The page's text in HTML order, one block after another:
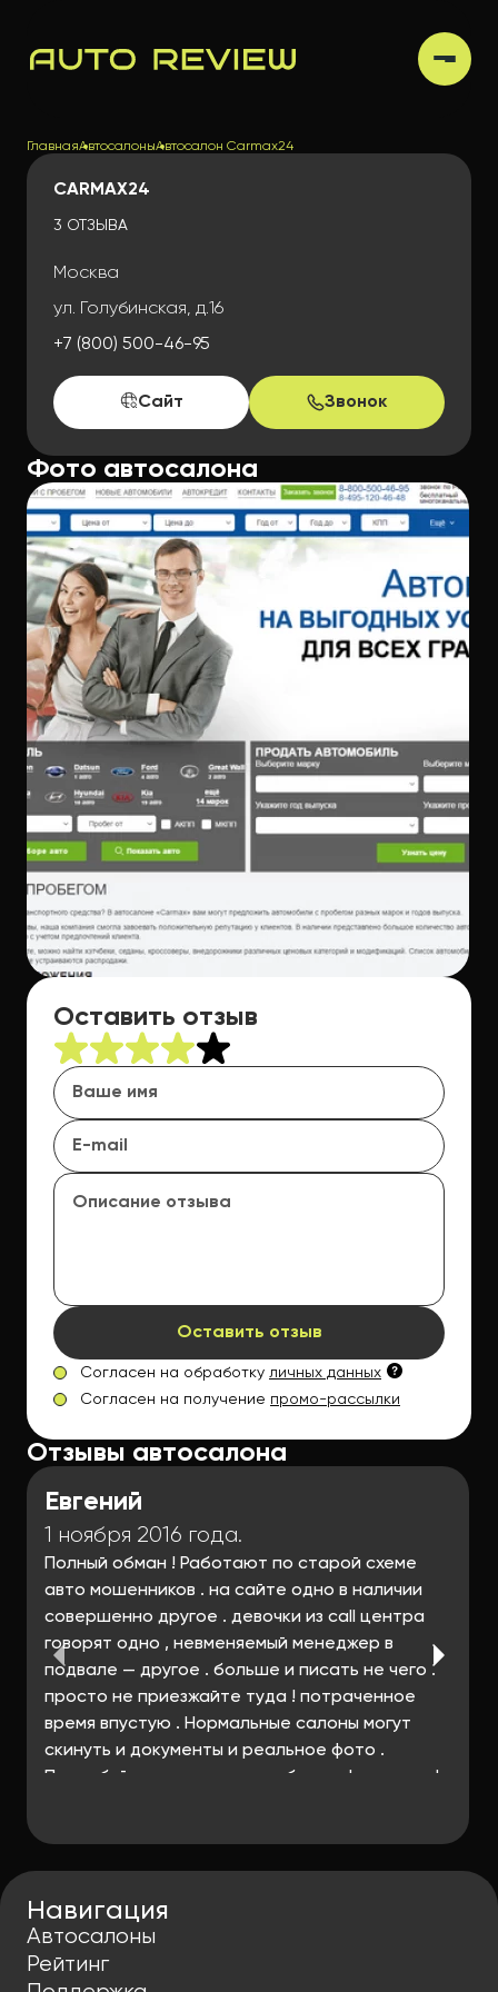
ГлавнаяАвтосалоныАвтосалон Carmax24
CARMAX24
3 ОТЗЫВА
Москва
ул. Голубинская, д.16
+7 (800) 500-46-95
Сайт Звонок
Фото автосалона
Оставить отзыв
Оставить отзыв
Согласен на обработку личных данных
Согласен на получение промо-рассылки
Отзывы автосалона
Евгений
1 ноября 2016 года.
Полный обман ! Работают по старой схеме
авто мошенников . на сайте одно в наличии
совершенно другое . девочки из call центра
говорят одно , невменяемый менеджер в
подвале — другое . больше и писать не чего .
просто не приезжайте туда ! потраченное
время впустую . Нормальные салоны могут
скинуть и документы и реальное фото .
Попробуйте попросить их об этом ! не могут !
Навигация
Автосалоны
Рейтинг